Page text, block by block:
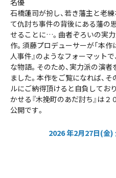
名優
石橋蓮司が扮し、若き藩主と老
て仇討ち事件の背後にある藩の
せることに…。曲者ぞろいの実
作。須藤プロデューサーが「本
人事件』のようなフォーマット
な物語。そのため、実力派の演
ました。本作をご覧になれば、
ルにご納得頂けると自負してお
かせる『木挽町のあだ討ち』は２
公開です。
2026 年2月27日(金)